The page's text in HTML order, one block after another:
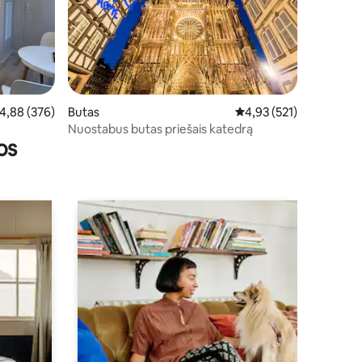
įvertinimas: 4,88 iš 5, atsiliepimų: 376
4,88 (376)
Butas Vidutinis įvertinimas:
4,93 (521)
Nuostabus butas priešais katedrą